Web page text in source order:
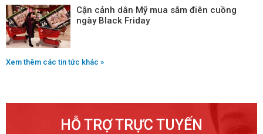
Cận cảnh dân Mỹ mua sắm điên cuồng
ngày Black Friday
Xem thêm các tin tức khác »
HỖ TRỢ TRỰC TUYẾN